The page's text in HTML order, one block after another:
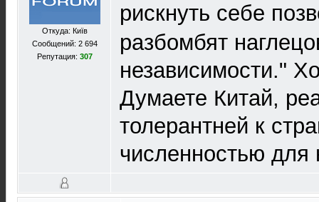
Откуда: Київ
Сообщений: 2 694
Репутация: 307
рискнуть себе
разбомбят
независимости."
Думаете Китай,
толерантней к
численностью